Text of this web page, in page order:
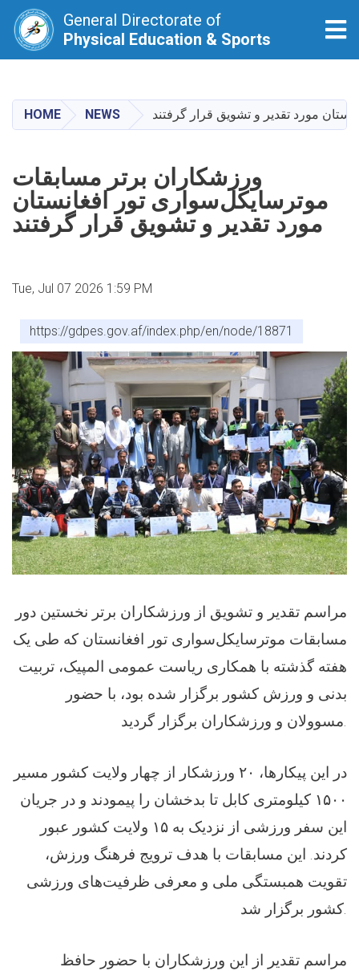
main
content
General Directorate of
Physical Education & Sports
HOME NEWS مورد تقدیر و تشویق قرار گرفتند
ورزشکاران برتر مسابقات
موترسایکل‌سواری تور افغانستان
مورد تقدیر و تشویق قرار گرفتند
Tue, Jul 07 2026 1:59 PM
https://gdpes.gov.af/index.php/en/node/18871
مراسم تقدیر و تشویق از ورزشکاران برتر نخستین دور
مسابقات موترسایکل‌سواری تور افغانستان که طی یک
هفته گذشته با همکاری ریاست عمومی المپیک، تربیت
بدنی و ورزش کشور برگزار شده بود، با حضور
مسوولان و ورزشکاران برگزار گردید.
در این پیکار‌ها، ۲۰ ورزشکار از چهار ولایت کشور مسیر
۱۵۰۰ کیلومتری کابل تا بدخشان را پیمودند و در جریان
این سفر ورزشی از نزدیک به ۱۵ ولایت کشور عبور
کردند. این مسابقات با هدف ترویج فرهنگ ورزش،
تقویت همبستگی ملی و معرفی ظرفیت‌های ورزشی
کشور برگزار شد.
مراسم تقدیر از این ورزشکاران با حضور حافظ